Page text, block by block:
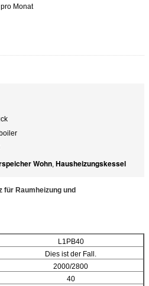
Monat
Wohn, Hausheizungskessel
für Raumheizung und
L1PB40
Dies ist der Fall.
2000/2800
40